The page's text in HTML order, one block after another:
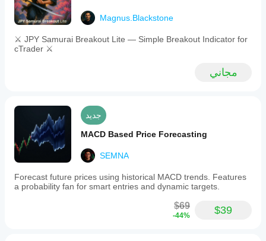
Magnus.Blackstone
⚔️ JPY Samurai Breakout Lite — Simple Breakout Indicator for
cTrader ⚔️
مجاني
جديد
MACD Based Price Forecasting
SEMNA
Forecast future prices using historical MACD trends. Features
a probability fan for smart entries and dynamic targets.
$69
-44% $39